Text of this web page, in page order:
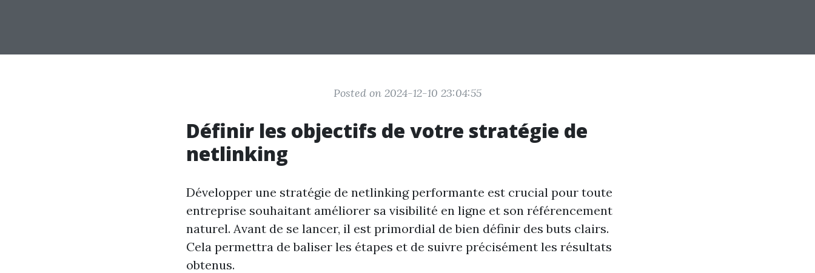
Posted on 2024-12-10 23:04:55
Définir les objectifs de votre stratégie de
netlinking
Développer une stratégie de netlinking performante est crucial pour toute
entreprise souhaitant améliorer sa visibilité en ligne et son référencement
naturel. Avant de se lancer, il est primordial de bien définir des buts clairs.
Cela permettra de baliser les étapes et de suivre précisément les résultats
obtenus.